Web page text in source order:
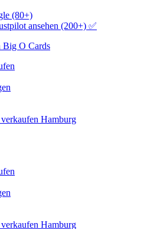
(80+)
ansehen (200+) ✅
Hamburg
Hamburg